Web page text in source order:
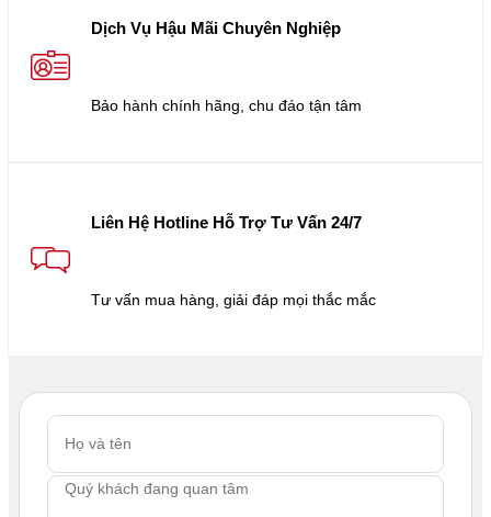
Dịch Vụ Hậu Mãi Chuyên Nghiệp
Bảo hành chính hãng, chu đáo tận tâm
Liên Hệ Hotline Hỗ Trợ Tư Vấn 24/7
Tư vấn mua hàng, giải đáp mọi thắc mắc